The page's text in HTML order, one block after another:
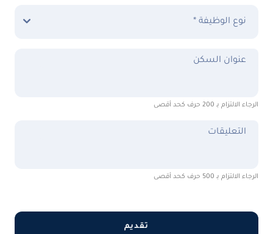
نوع الوظيفة *
عنوان السكن
الرجاء الالتزام بـ 200 حرف كحد أقصى
التعليقات
الرجاء الالتزام بـ 500 حرف كحد أقصى
تقديم